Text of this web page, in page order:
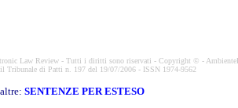
Law Review - Tutti i diritti sono riservati - Copyright © -
il Tribunale di Patti n. 197 del 19/07/2006 - ISSN 1974-9562
SENTENZE PER ESTESO